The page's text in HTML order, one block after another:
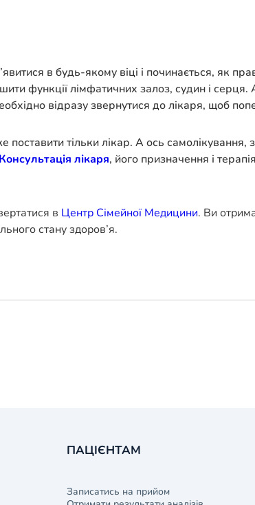
в будь-якому віці і починається, як
функції лімфатичних залоз, судин і серця.
відразу звернутися до лікаря, щоб
тільки лікар. А ось самолікування,
Консультація лікаря, його призначення і
в Центр Сімейної Медицини. Ви
стану здоров’я.
ПАЦІЄНТАМ
Записатись на прийом